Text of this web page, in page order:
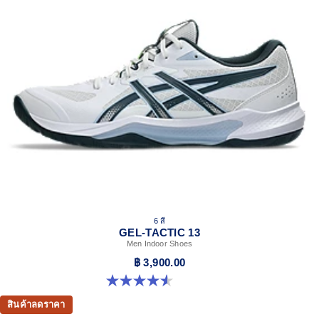
6 สี
GEL-TACTIC 13
Men Indoor Shoes
฿ 3,900.00
4.6 จาก 5 ดาว 32 รีวิว
สินค้าลดราคา